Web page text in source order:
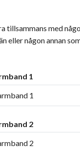
tillsammans med
eller någon annan
1
1
2
2